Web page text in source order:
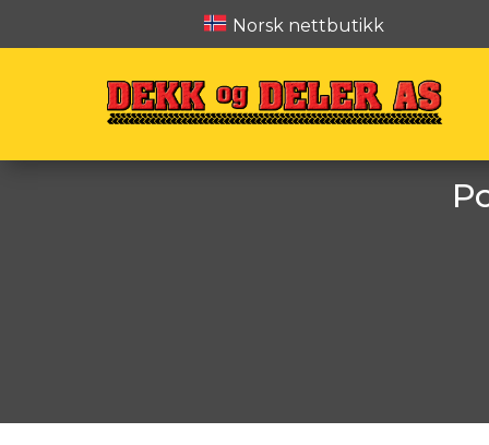
Norsk nettbutikk